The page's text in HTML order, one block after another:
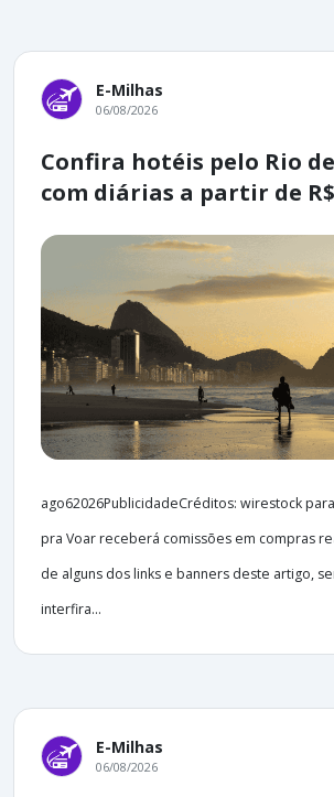
E-Milhas
06/08/2026
Confira hotéis pelo Rio
com diárias a partir de
ago62026PublicidadeCréditos: wirestock
pra Voar receberá comissões em compras
de alguns dos links e banners deste artigo,
interfira...
E-Milhas
06/08/2026